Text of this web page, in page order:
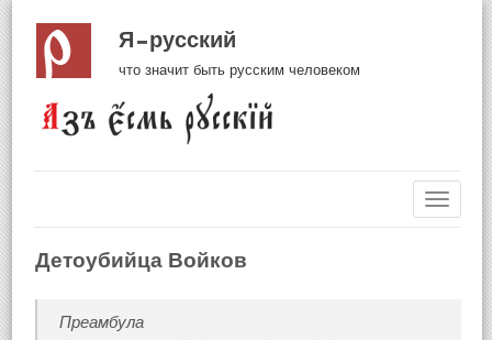
Я русский
что значит быть русским человеком
Детоубийца Войков
Преамбула